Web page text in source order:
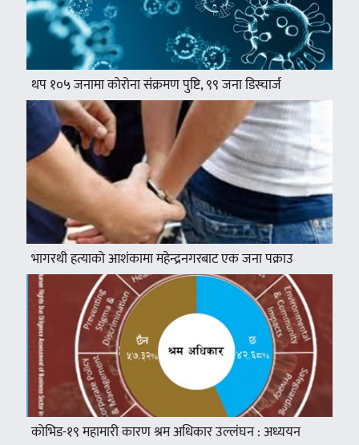
थप १०५ जनामा कोरोना संक्रमण पुष्टि, ९९ जना डिस्चार्ज
भागरथी हत्याको आशंकामा महेन्द्रनगरबाट एक जना पक्राउ
कोभिड-१९ महामारी कारण श्रम अधिकार उल्लंघन : अध्ययन